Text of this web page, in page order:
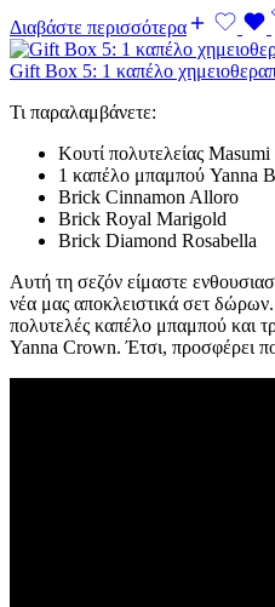
Διαβάστε περισσότερα
Gift Box 5: 1 καπέλο
Τι παραλαμβάνετε:
Κουτί πολυτελείας Masumi
1 καπέλο μπαμπού Yanna
Brick Cinnamon Alloro
Brick Royal Marigold
Brick Diamond Rosabella
Αυτή τη σεζόν είμαστε
νέα μας αποκλειστικά σετ δώρων.
πολυτελές καπέλο μπαμπού και
Yanna Crown. Έτσι, προσφέρει